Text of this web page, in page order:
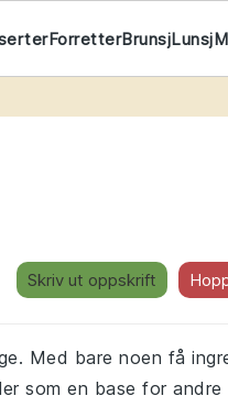
ForretterBrunsjLunsj
Skriv ut oppskrift
Med bare noen få
som en base for andre